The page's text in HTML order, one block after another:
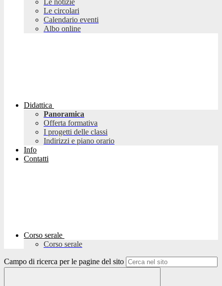
Le notizie
Le circolari
Calendario eventi
Albo online
Didattica
Panoramica
Offerta formativa
I progetti delle classi
Indirizzi e piano orario
Info
Contatti
Corso serale
Corso serale
Campo di ricerca per le pagine del sito